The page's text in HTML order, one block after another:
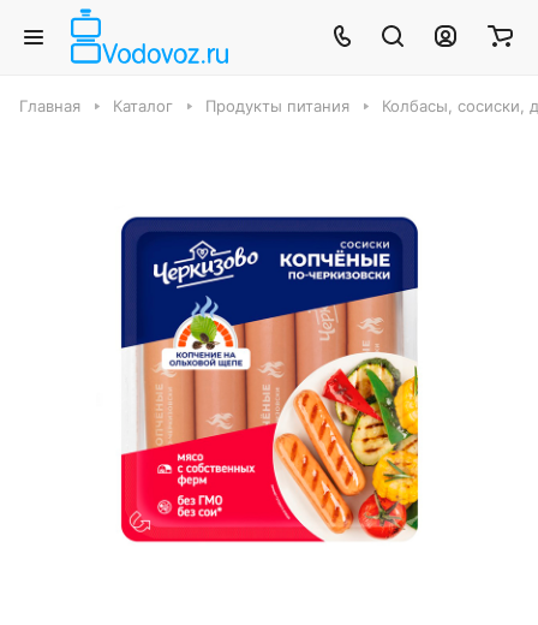
Главная Каталог Продукты питания Колбасы, сосиски,